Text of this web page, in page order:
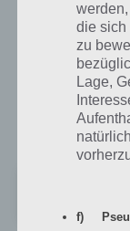
Gleichzeitig mit
paar neue
Bahnverbindungen
immer die beste
Die völlig
Play Store wie folgt:
die sich
zu
Lage,
f)